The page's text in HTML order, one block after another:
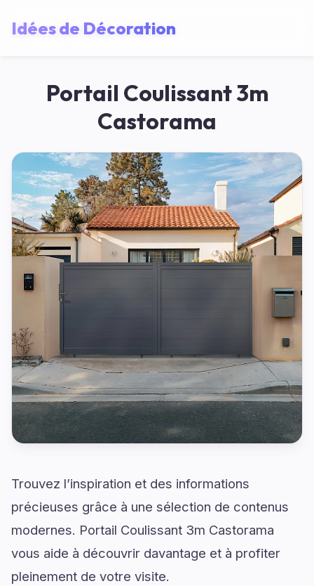
Idées de Décoration
Portail Coulissant 3m
Castorama
Trouvez l’inspiration et des informations
précieuses grâce à une sélection de contenus
modernes. Portail Coulissant 3m Castorama
vous aide à découvrir davantage et à profiter
pleinement de votre visite.